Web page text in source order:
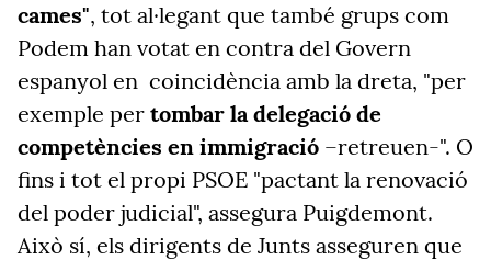
cames", tot al·legant que també grups com
Podem han votat en contra del Govern
espanyol en coincidència amb la dreta, "per
exemple per tombar la delegació de
competències en immigració –retreuen-". O
fins i tot el propi PSOE "pactant la renovació
del poder judicial", assegura Puigdemont.
Això sí, els dirigents de Junts asseguren que